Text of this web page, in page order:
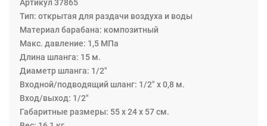
составляет 2,5 м. Катушка оснащена пружинным
приводом для автоматического сматывания шланга и
храповым механизмом фиксации. Вытягивая шланг, при
каждом обороте можно зафиксировать его в сегменте
храповика. Дальнейшее вытягивание шланга
освобождает защёлку храпового механизма, и шланг
наматывается на катушку автоматически под
действием пружины.
На катушке намотан шланг для раздачи масла 15 м. х
Артикул 37865
Тип: открытая для раздачи воздуха и воды
Материал барабана: композитный
Макс. давление: 1,5 МПа
Длина шланга: 15 м.
Диаметр шланга: 1/2"
Входной/подводящий шланг: 1/2" x 0,8 м.
Вход/выход: 1/2"
Габаритные размеры: 55 х 24 х 57 см.